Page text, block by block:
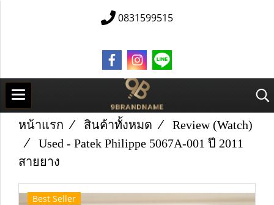
0831599515
หน้าแรก สินค้าทั้งหมด
Review (Watch)
Used -​ Patek Philippe​ 5067A-001 ปี 2011
สายยาง
Best Seller